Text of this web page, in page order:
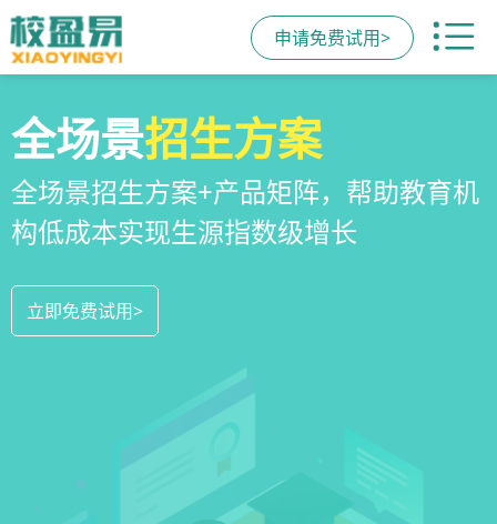
申请免费试用>
校区运营管理系统
教培机构数字化全场景运营管理系统，
全方位解决学校经营管理难题
立即免费试用>
全场景招生方案
全场景招生方案+产品矩阵，帮助教育机
构低成本实现生源指数级增长
立即免费试用>
教培机构小程序
一部手机链接机构、学员、家长，管理
更便捷，互动零距离，体验更满意
立即免费试用>